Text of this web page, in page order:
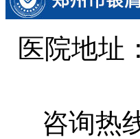
医院地址
咨询热